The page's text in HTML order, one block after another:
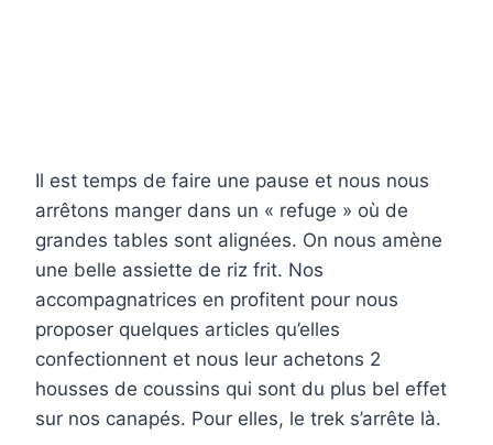
Il est temps de faire une pause et nous nous
arrêtons manger dans un « refuge » où de
grandes tables sont alignées. On nous amène
une belle assiette de riz frit. Nos
accompagnatrices en profitent pour nous
proposer quelques articles qu’elles
confectionnent et nous leur achetons 2
housses de coussins qui sont du plus bel effet
sur nos canapés. Pour elles, le trek s’arrête là.